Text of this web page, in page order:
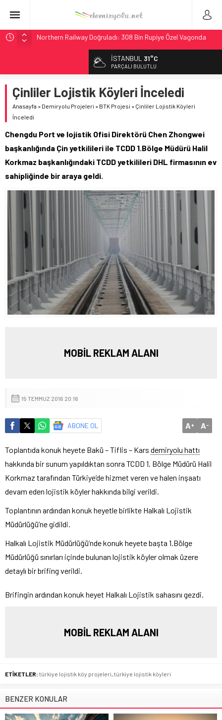
Northern Railway Doğruladı: 308 Bin Rupiye Özel Vagonda
Chicago’da Metra Polisi BVLOS Drone’larla Müdahale
NJ Transit’ten Tarihi Bütçe: 46 Yılın Rekoru Onaylandı
Rocky Mountain, Güneş Enerjili Tesisten İlk Rayı Sevk Etti
İSTANBUL 31°C
PARÇALI BULUTLU
Çinliler Lojistik Köyleri İnceledi
Anasayfa » Demiryolu Projeleri » BTK Projesi » Çinliler Lojistik Köyleri
İnceledi
Chengdu Port ve lojistik Ofisi Direktörü Chen Zhongwei
başkanlığında Çin yetkilileri ile TCDD 1.Bölge Müdürü Halil
Korkmaz başkanlığındaki TCDD yetkilileri DHL firmasının ev
sahipliğinde bir araya geldi.
MOBİL REKLAM ALANI
15 TEMMUZ 2016 20:16
ABONE OL A+ A-
Toplantıda konuk heyete Bakü – Tiflis – Kars demiryolu hattı
hakkında bir sunum yapıldıktan sonra TCDD 1. Bölge Müdürü Halil
Korkmaz tarafından Türkiye’de hizmet veren ve halen inşaatı
devam eden lojistik köyler hakkında bilgi verildi.
Toplantının ardından konuk heyetle birlikte Halkalı Lojistik
Müdürlüğü’ne gidildi.
Halkalı Lojistik Müdürlüğü’nde konuk heyete başta 1.Bölge
Müdürlüğü sınırları içinde bulunan lojistik köyler olmak üzere
detaylı bir brifing verildi.
Brifingin ardından konuk heyet Halkalı Lojistik sahasını gezdi.
MOBİL REKLAM ALANI
ETİKETLER: türkiye lojistik köy projeleri türkiye lojistik köyleri
BENZER KONULAR